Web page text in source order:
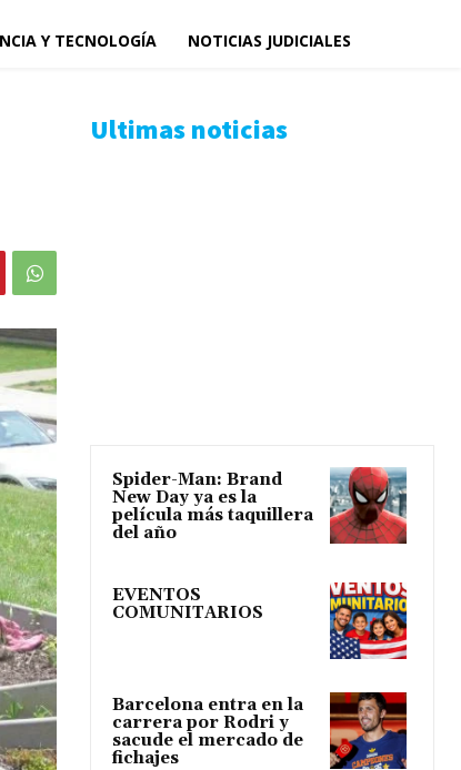
Y TECNOLOGÍA NOTICIAS JUDICIALES
Ultimas noticias
Spider-Man: Brand
New Day ya es la
película más taquillera
del año
EVENTOS
COMUNITARIOS
Barcelona entra en la
carrera por Rodri y
sacude el mercado de
fichajes